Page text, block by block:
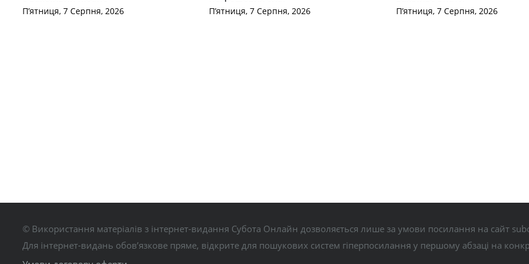
П’ятниця, 7 Серпня, 2026 П’ятниця, 7 Серпня, 2026 П’ятниця, 7 Серпня, 2026
© Використання матеріалів з інтернет-видання Субота Онлайн дозволяється лише за умови посилання на сайт
Для інтернет-видань обов’язкове пряме, відкрите для пошукових систем гіперпосилання у першому абзаці на